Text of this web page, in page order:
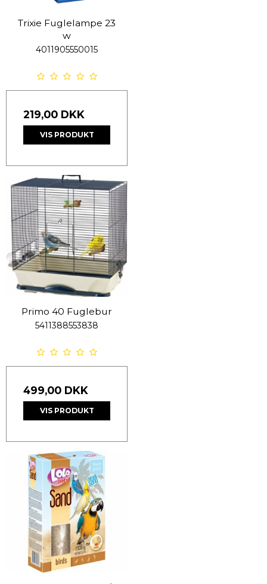
Trixie Fuglelampe 23
w
4011905550015
219,00 DKK
VIS PRODUKT
Primo 40 Fuglebur
5411388553838
499,00 DKK
VIS PRODUKT